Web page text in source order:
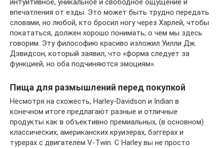
интуитивное, уникальное и свободное ощущение и
впечатления от езды. Это может быть трудно передать
словами, но любой, кто бросил ногу через Харлей, чтобы
покататься, должен хорошо понимать, о чем мы здесь
говорим. Эту философию красиво изложил Уилли Дж.
Дэвидсон, который заявил, что «форма следует за
функцией, но оба подчиняются эмоциям».
Пища для размышлений перед покупкой
Несмотря на схожесть, Harley-Davidson и Indian в
конечном итоге предлагают разные и отличные
продукты как в объективно премиальных, (в основном)
классических, американских круизерах, бэггерах и
турерах с двигателем V-Twin. С Harley вы не просто